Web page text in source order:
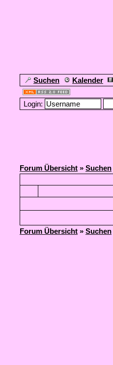
Suchen Kalender
Login:
Forum Übersicht » Suchen
Forum Übersicht » Suchen